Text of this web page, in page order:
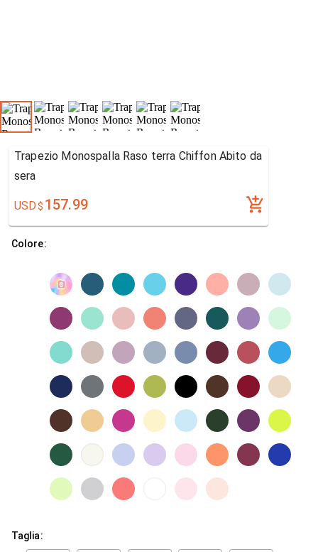
Trapezio Monospalla Raso terra Chiffon Abito da
sera
USD$ 157.99
Colore:
Taglia: